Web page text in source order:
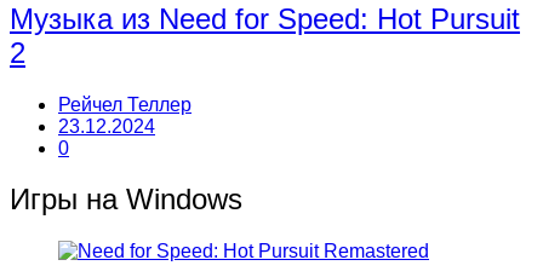
Музыка из Need for Speed: Hot Pursuit
2
Рейчел Теллер
23.12.2024
0
Игры на Windows